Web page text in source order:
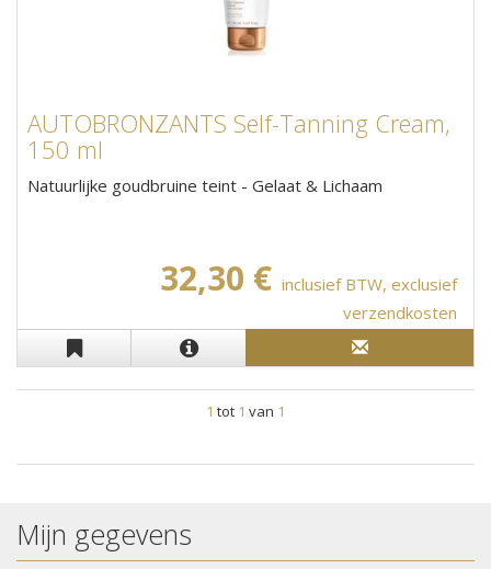
AUTOBRONZANTS Self-Tanning Cream,
150 ml
Natuurlijke goudbruine teint - Gelaat & Lichaam
32,30 € inclusief BTW, exclusief
verzendkosten
1 tot 1 van 1
Mijn gegevens